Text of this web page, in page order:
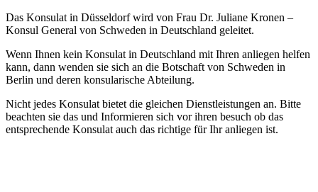
Das Konsulat in Düsseldorf wird von Frau Dr. Juliane Kronen –
Konsul General von Schweden in Deutschland geleitet.
Wenn Ihnen kein Konsulat in Deutschland mit Ihren anliegen helfen
kann, dann wenden sie sich an die Botschaft von Schweden in
Berlin und deren konsularische Abteilung.
Nicht jedes Konsulat bietet die gleichen Dienstleistungen an. Bitte
beachten sie das und Informieren sich vor ihren besuch ob das
entsprechende Konsulat auch das richtige für Ihr anliegen ist.